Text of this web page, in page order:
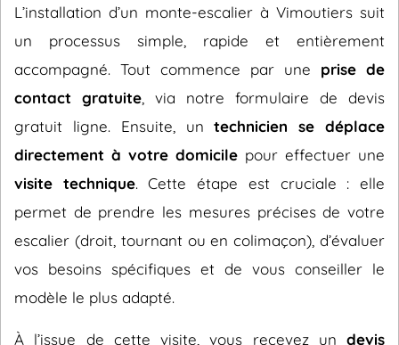
L’installation d’un monte-escalier à Vimoutiers suit
un processus simple, rapide et entièrement
accompagné. Tout commence par une prise de
contact gratuite , via notre formulaire de devis
gratuit ligne. Ensuite, untechnicien se déplace
directement à votre domicile pour effectuer une
visite technique. Cette étape est cruciale : elle
permet de prendre les mesures précises de votre
escalier (droit, tournant ou en colimaçon), d’évaluer
vos besoins spécifiques et de vous conseiller le
modèle le plus adapté.
À l’issue de cette visite, vous recevez un devis